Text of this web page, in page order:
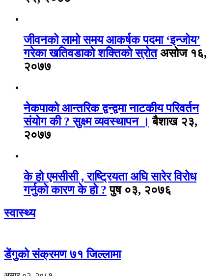
जीवनको लामो समय आकर्षक पदमा ‘इन्जोय’
गरेका खतिवडाको शक्तिको स्रोतअसोज १६,
२०७७
नेकपाको आन्तरिक द्वन्द्वमा नाटकीय परिवर्तन
संयोग की ? सुक्ष्म व्यवस्थापन । बैशाख २३,
२०७७
के हो एमसीसी , राष्ट्रियता अघि सारेर विरोध
गर्नुको कारण के हो ? पुष ०३, २०७६
स्वास्थ्य
डेंगुको संक्रमण ७१ जिल्लामा